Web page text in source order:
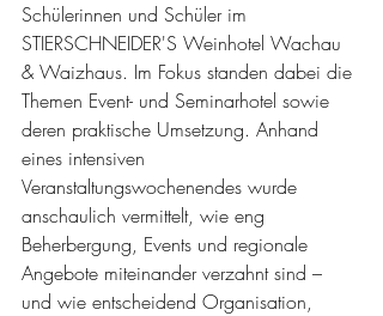
Schülerinnen und Schüler im
STIERSCHNEIDER'S Weinhotel Wachau
& Waizhaus. Im Fokus standen dabei die
Themen Event- und Seminarhotel sowie
deren praktische Umsetzung. Anhand
eines intensiven
Veranstaltungswochenendes wurde
anschaulich vermittelt, wie eng
Beherbergung, Events und regionale
Angebote miteinander verzahnt sind –
und wie entscheidend Organisation,